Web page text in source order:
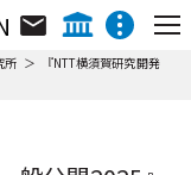
所
『NTT横須賀研究開発